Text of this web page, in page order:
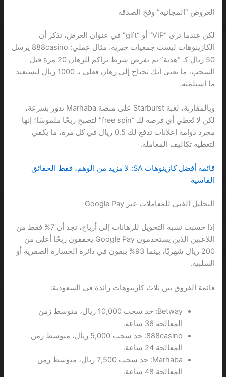
العروض “المجانية” وفخ الصدقة
لكن عندما ترى “VIP” أو “gift” في عنوان العرض، تذكر أن
الكازينوهات ليست جمعيات خيرية. مثال عملي: 888casino يرسل
50 ريال كـ “هدية” ثم يفرض شرط تراكم للرهان 20 مرة قبل
السحب، ما يعني أنك تحتاج إلى رهان فعلي بـ 1000 ريال لتستعيد
ما استلمته.
وبالمقارنة، لعبة Starburst على منصة Marhaba تدور بسرعة،
لكن لا تُعطي أي فرصة للـ “free spin” لتصبح ربحًا ملموسًا؛ إنها
مجرد دوامة إعلانات تدفع لك 0.5 ريال في كل مرة، ما يكفي
لتغطية تكاليف المعاملة.
قائمة أفضل كازينوهات SA: لا مزيد من الوهم، فقط الحقائق
القاسية
التحليل الفني للمعاملات عبر Google Pay
إذا حسبت نسبة التحويل للرهانات إلى أرباح، تجد أن 7% فقط من
اللاعبين الذين يستخدمون Google Pay يحققون ربحًا أعلى من
200 ريال شهريًا، بينما 93% يبقون في دائرة الخسارة الصفرية أو
السلبية.
قائمة الفروق بين ثلاث كازينوهات رائدة في السعودية:
Betway: حد سحب 10,000 ريال، متوسط زمن
المعالجة 36 ساعة.
888casino: حد سحب 5,000 ريال، متوسط زمن
المعالجة 24 ساعة.
Marhaba: حد سحب 7,500 ريال، متوسط زمن
المعالجة 48 ساعة.